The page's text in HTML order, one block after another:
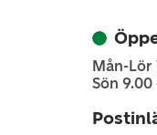
Mån-Lör
Sön